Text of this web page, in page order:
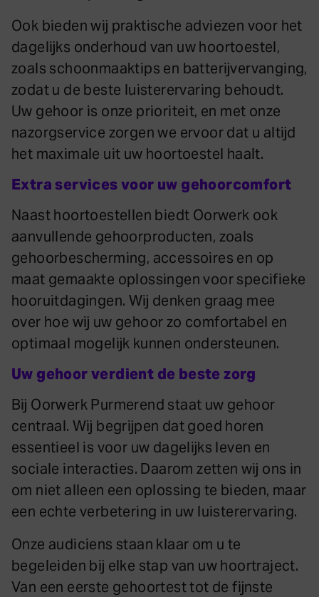
Ook bieden wij praktische adviezen voor het
dagelijks onderhoud van uw hoortoestel,
zoals schoonmaaktips en batterijvervanging,
zodat u de beste luisterervaring behoudt.
Uw gehoor is onze prioriteit, en met onze
nazorgservice zorgen we ervoor dat u altijd
het maximale uit uw hoortoestel haalt.
Extra services voor uw gehoorcomfort
Naast hoortoestellen biedt Oorwerk ook
aanvullende gehoorproducten, zoals
gehoorbescherming, accessoires en op
maat gemaakte oplossingen voor specifieke
hooruitdagingen. Wij denken graag mee
over hoe wij uw gehoor zo comfortabel en
optimaal mogelijk kunnen ondersteunen.
Uw gehoor verdient de beste zorg
Bij Oorwerk Purmerend staat uw gehoor
centraal. Wij begrijpen dat goed horen
essentieel is voor uw dagelijks leven en
sociale interacties. Daarom zetten wij ons in
om niet alleen een oplossing te bieden, maar
een echte verbetering in uw luisterervaring.
Onze audiciens staan klaar om u te
begeleiden bij elke stap van uw hoortraject.
Van een eerste gehoortest tot de fijnste